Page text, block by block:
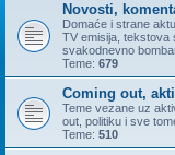
Novosti,
Domaće i strane
TV emisija, tekstova
svakodnevno
Teme: 679
Coming out,
Teme vezane uz
out, politiku i sve
Teme: 510